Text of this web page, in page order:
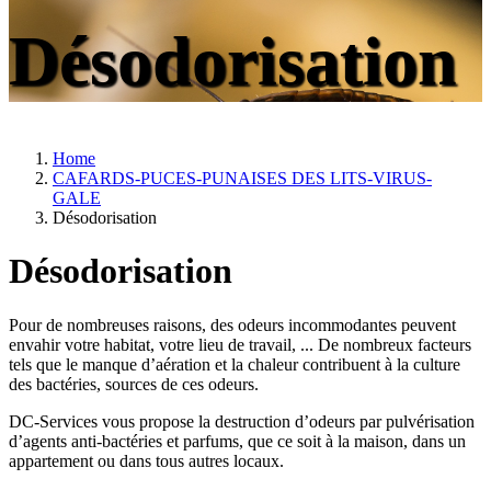
Désodorisation
Home
CAFARDS-PUCES-PUNAISES DES LITS-VIRUS-
GALE
Désodorisation
Désodorisation
Pour de nombreuses raisons, des odeurs incommodantes peuvent
envahir votre habitat, votre lieu de travail, ... De nombreux facteurs
tels que le manque d’aération et la chaleur contribuent à la culture
des bactéries, sources de ces odeurs.
DC-Services vous propose la destruction d’odeurs par pulvérisation
d’agents anti-bactéries et parfums, que ce soit à la maison, dans un
appartement ou dans tous autres locaux.